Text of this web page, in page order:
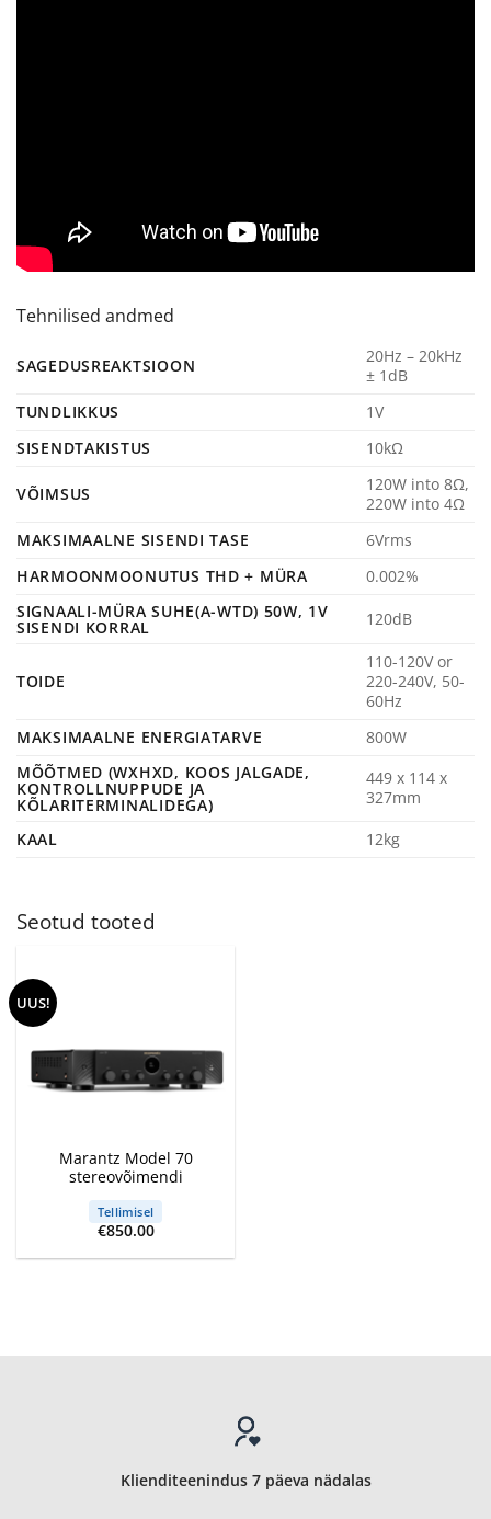
Tehnilised andmed
SAGEDUSREAKTSIOON
20Hz – 20kHz
± 1dB
TUNDLIKKUS
1V
SISENDTAKISTUS
10kΩ
VÕIMSUS
120W into 8Ω,
220W into 4Ω
MAKSIMAALNE SISENDI TASE
6Vrms
HARMOONMOONUTUS THD + MÜRA
0.002%
SIGNAALI-MÜRA SUHE(A-WTD) 50W, 1V
SISENDI KORRAL 120dB
TOIDE
110-120V or
220-240V, 50-
60Hz
MAKSIMAALNE ENERGIATARVE
800W
MÕÕTMED (WXHXD, KOOS JALGADE,
KONTROLLNUPPUDE JA
KÕLARITERMINALIDEGA)
449 x 114 x
327mm
KAAL
12kg
Seotud tooted
UUS!
Marantz Model 70
stereovõimendi
Tellimisel
€850.00
Klienditeenindus 7 päeva nädalas